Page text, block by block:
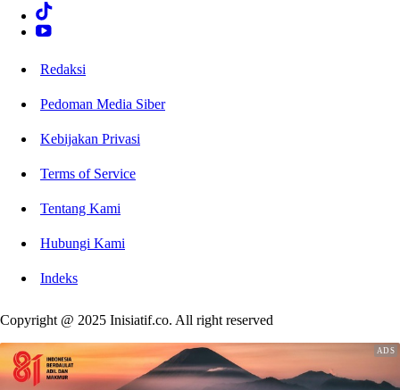
Redaksi
Pedoman Media Siber
Kebijakan Privasi
Terms of Service
Tentang Kami
Hubungi Kami
Indeks
Copyright @ 2025 Inisiatif.co. All right reserved